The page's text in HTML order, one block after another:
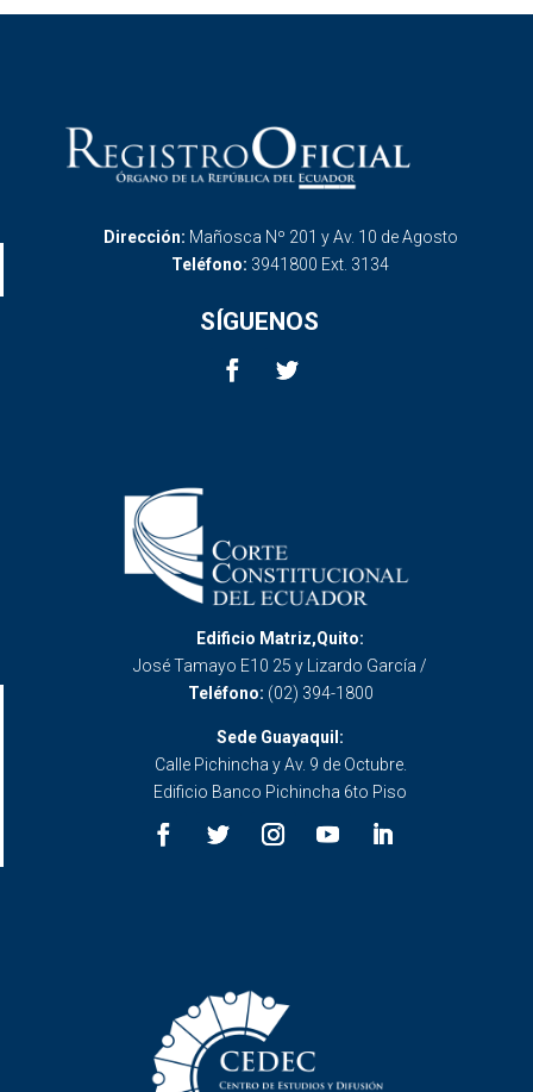
Dirección: Mañosca Nº 201 y Av. 10 de Agosto
Teléfono: 3941800 Ext. 3134
SÍGUENOS
Edificio Matriz,Quito:
José Tamayo E10 25 y Lizardo García /
Teléfono: (02) 394-1800
Sede Guayaquil:
Calle Pichincha y Av. 9 de Octubre.
Edificio Banco Pichincha 6to Piso